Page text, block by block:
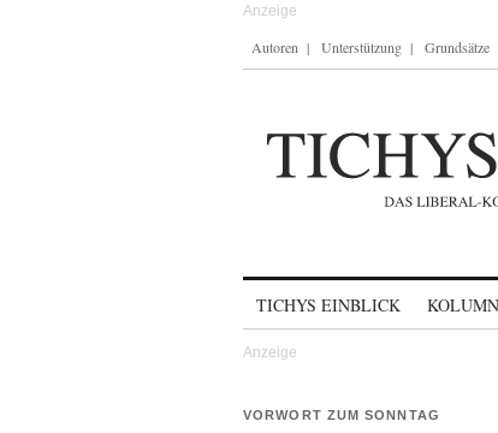
Autoren Unterstützung Grundsätze
TICHYS EINBLICK
VORWORT ZUM SONNTAG